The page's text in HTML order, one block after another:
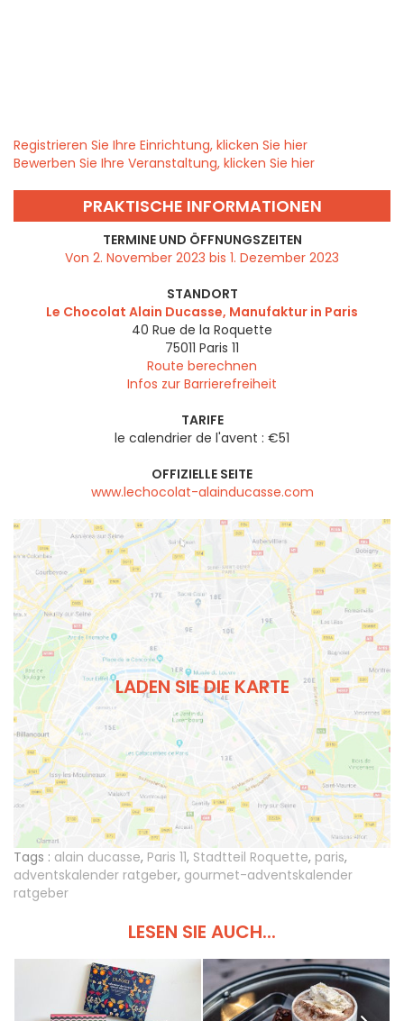
Registrieren Sie Ihre Einrichtung, klicken Sie hier
Bewerben Sie Ihre Veranstaltung, klicken Sie hier
PRAKTISCHE INFORMATIONEN
TERMINE UND ÖFFNUNGSZEITEN
Von 2. November 2023 bis 1. Dezember 2023
STANDORT
Le Chocolat Alain Ducasse, Manufaktur in Paris
40 Rue de la Roquette
75011 Paris 11
Route berechnen
Infos zur Barrierefreiheit
TARIFE
le calendrier de l'avent : €51
OFFIZIELLE SEITE
www.lechocolat-alainducasse.com
LADEN SIE DIE KARTE
Tags : alain ducasse, Paris 11, Stadtteil Roquette, paris,
adventskalender ratgeber, gourmet-adventskalender
ratgeber
LESEN SIE AUCH...